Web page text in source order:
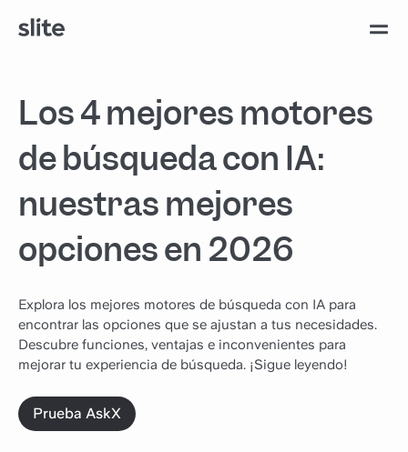
Los 4 mejores motores
de búsqueda con IA:
nuestras mejores
opciones en 2026
Explora los mejores motores de búsqueda con IA para
encontrar las opciones que se ajustan a tus necesidades.
Descubre funciones, ventajas e inconvenientes para
mejorar tu experiencia de búsqueda. ¡Sigue leyendo!
Prueba AskX